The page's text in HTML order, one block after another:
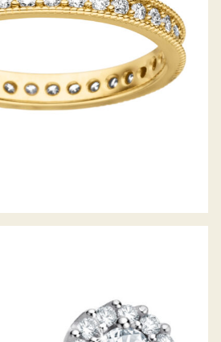
PICCOLINA